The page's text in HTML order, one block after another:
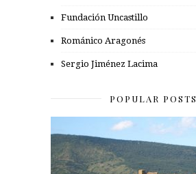
Fundación Uncastillo
Románico Aragonés
Sergio Jiménez Lacima
POPULAR POSTS